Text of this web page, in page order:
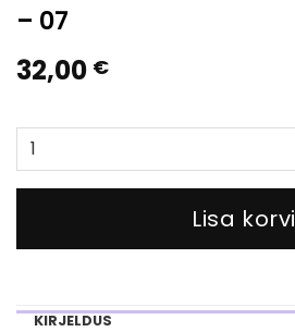
– 07
32,00 €
Lisa korvi
KIRJELDUS